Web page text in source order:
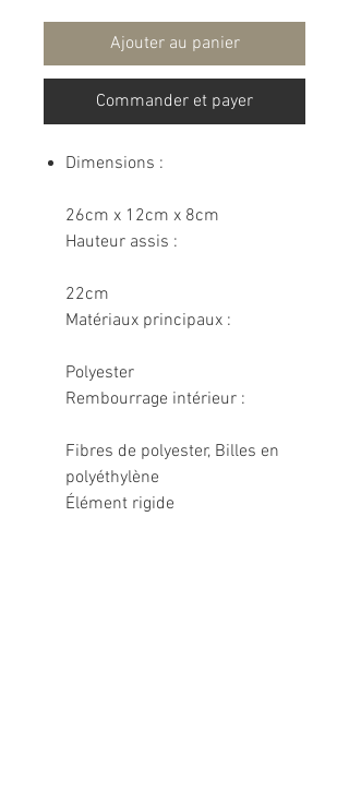
Ajouter au panier
Commander et payer
Dimensions :
26cm x 12cm x 8cm
Hauteur assis :
22cm
Matériaux principaux :
Polyester
Rembourrage intérieur :
Fibres de polyester, Billes en
polyéthylène
Élément rigide